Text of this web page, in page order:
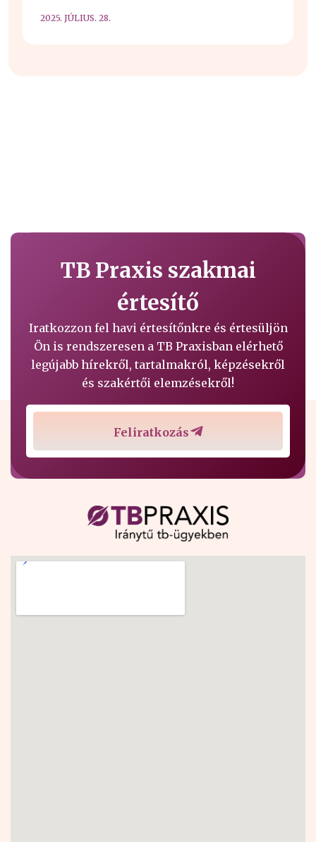
2025. JÚLIUS. 28.
TB Praxis szakmai
értesítő
Iratkozzon fel havi értesítőnkre és értesüljön
Ön is rendszeresen a TB Praxisban elérhető
legújabb hírekről, tartalmakról, képzésekről
és szakértői elemzésekről!
Feliratkozás